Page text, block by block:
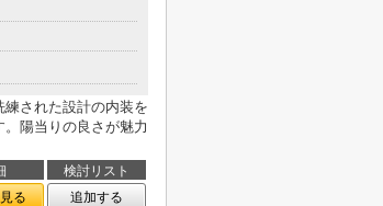
された設計の内装を
陽当りの良さが魅力
検討リスト
る 追加する